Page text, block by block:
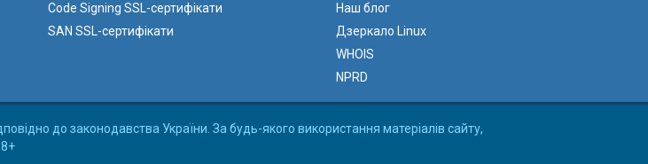
Code Signing SSL-сертифікати
SAN SSL-сертифікати
Наш блог
Дзеркало Linux
WHOIS
NPRD
до законодавства України. За будь-якого використання матеріалів сайту,